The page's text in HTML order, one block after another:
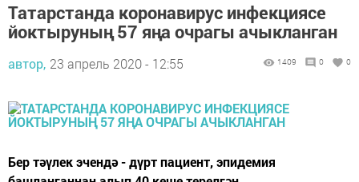
Татарстанда коронавирус инфекциясе
йоктыруның 57 яңа очрагы ачыкланган
автор, 23 апрель 2020 - 12:55 1409 0 0
Бер тәүлек эчендә - дүрт пациент, эпидемия